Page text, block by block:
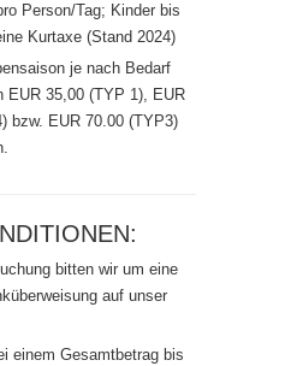
Person/Tag; Kinder bis
Kurtaxe (Stand 2024)
je nach Bedarf
EUR 35,00 (TYP 1), EUR
bzw. EUR 70.00 (TYP3)
bitten wir um eine
auf unser
einem Gesamtbetrag bis